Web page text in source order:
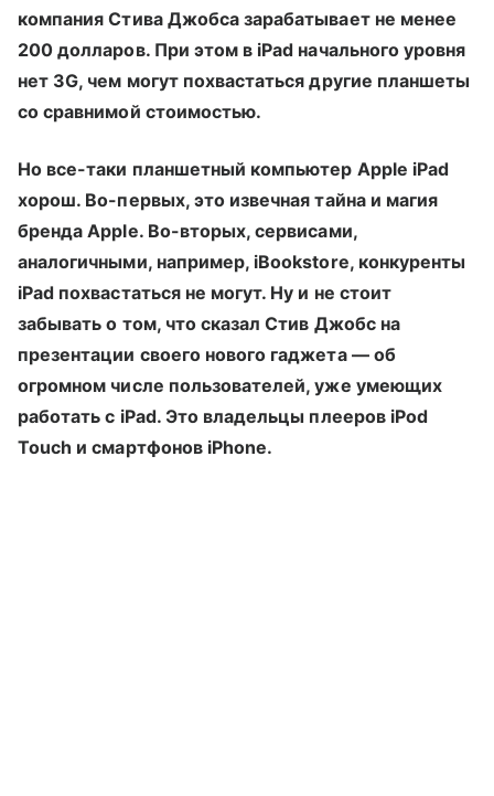
компания Стива Джобса зарабатывает не менее
200 долларов. При этом в iPad начального уровня
нет 3G, чем могут похвастаться другие планшеты
со сравнимой стоимостью.
Но все-таки планшетный компьютер Apple iPad
хорош. Во-первых, это извечная тайна и магия
бренда Apple. Во-вторых, сервисами,
аналогичными, например, iBookstore, конкуренты
iPad похвастаться не могут. Ну и не стоит
забывать о том, что сказал Стив Джобс на
презентации своего нового гаджета — об
огромном числе пользователей, уже умеющих
работать с iPad. Это владельцы плееров iPod
Touch и смартфонов iPhone.